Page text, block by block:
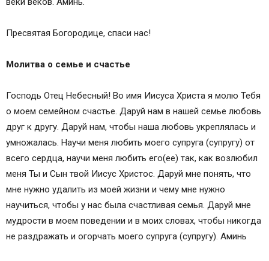
вы удивитесь ее благодатной силе, удивитесь
Молитва владычице о семье
Пресвятая Богородице, спаси нас!
Молитва о семье и счастье
Господь Отец Небесный! Во имя Иисуса Христа я молю Тебя
о моем семейном счастье. Даруй нам в нашей семье любовь
друг к другу. Даруй нам, чтобы наша любовь укреплялась и
умножалась. Научи меня любить моего супруга (супругу) от
всего сердца, научи меня любить его(ее) так, как возлюбил
меня Ты и Сын твой Иисус Христос. Даруй мне понять, что
мне нужно удалить из моей жизни и чему мне нужно
научиться, чтобы у нас была счастливая семья. Даруй мне
мудрости в моем поведении и в моих словах, чтобы никогда
не раздражать и огорчать моего супруга (супругу). Аминь